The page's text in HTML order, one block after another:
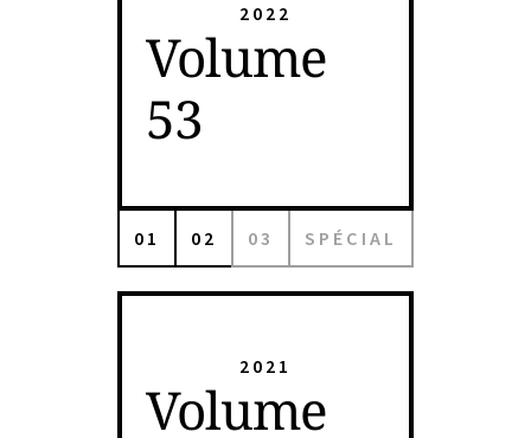
2022
Volume
53
01 02 03 SPÉCIAL
2021
Volume